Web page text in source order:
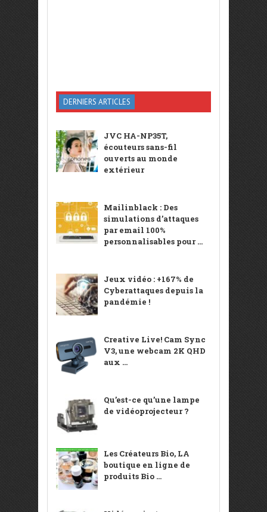
DERNIERS ARTICLES
JVC HA-NP35T,
écouteurs sans-fil
ouverts au monde
extérieur
Mailinblack : Des
simulations d’attaques
par email 100%
personnalisables pour ...
Jeux vidéo : +167% de
Cyberattaques depuis la
pandémie !
Creative Live! Cam Sync
V3, une webcam 2K QHD
aux ...
Qu’est-ce qu’une lampe
de vidéoprojecteur ?
Les Créateurs Bio, LA
boutique en ligne de
produits Bio ...